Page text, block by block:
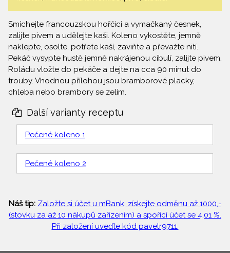
Smíchejte francouzskou hořčici a vymačkaný česnek,
zalijte pivem a udělejte kaši. Koleno vykostěte, jemně
naklepte, osolte, potřete kaší, zaviňte a převažte nití.
Pekáč vysypte hustě jemně nakrájenou cibulí, zalijte pivem.
Roládu vložte do pekáče a dejte na cca 90 minut do
trouby. Vhodnou přílohou jsou bramborové placky,
chleba nebo brambory se zelím.
Další varianty receptu
Pečené koleno 1
Pečené koleno 2
Náš tip: Založte si účet u mBank, získejte odměnu až 1000,-
(stovku za až 10 nákupů zařízením) a spořící účet se 4,01 %.
Při založení uveďte kód pavelr9711.